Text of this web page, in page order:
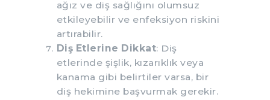
ağız ve diş sağlığını olumsuz
etkileyebilir ve enfeksiyon riskini
artırabilir.
Diş Etlerine Dikkat: Diş
etlerinde şişlik, kızarıklık veya
kanama gibi belirtiler varsa, bir
diş hekimine başvurmak gerekir.